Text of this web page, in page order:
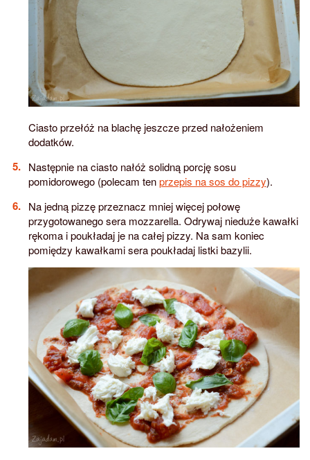
Ciasto przełóż na blachę jeszcze przed nałożeniem
dodatków.
Następnie na ciasto nałóż solidną porcję sosu
pomidorowego (polecam tenprzepis na sos do pizzy).
Na jedną pizzę przeznacz mniej więcej połowę
przygotowanego sera mozzarella. Odrywaj nieduże kawałki
rękoma i poukładaj je na całej pizzy. Na sam koniec
pomiędzy kawałkami sera poukładaj listki bazylii.